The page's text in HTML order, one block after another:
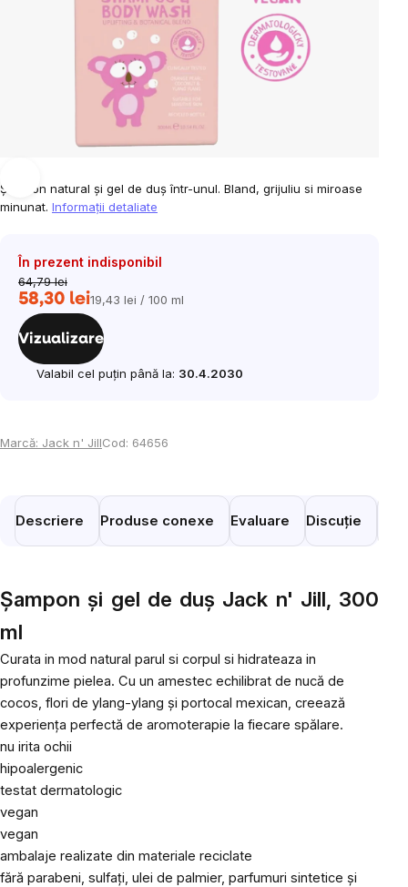
Șampon natural și gel de duș într-unul. Bland, grijuliu si miroase
minunat. Informaţii detaliate
În prezent indisponibil
64,79 lei
58,30 leiEvaluare
preţ:
19,43 lei / 100 ml
Vizualizare
Valabil cel puțin până la: 30.4.2030
Marcă: Jack n' JillCod: 64656
Descriere Produse conexe Evaluare Discuție
Șampon și gel de duș Jack n' Jill, 300
ml
Curata in mod natural parul si corpul si hidrateaza in
profunzime pielea. Cu un amestec echilibrat de nucă de
cocos, flori de ylang-ylang și portocal mexican, creează
experiența perfectă de aromoterapie la fiecare spălare.
nu irita ochii
hipoalergenic
testat dermatologic
vegan
vegan
ambalaje realizate din materiale reciclate
fără parabeni, sulfați, ulei de palmier, parfumuri sintetice și